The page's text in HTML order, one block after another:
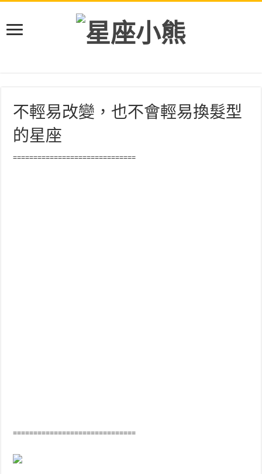
不輕易改變，也不會輕易換髮型
的星座
==============================
==============================